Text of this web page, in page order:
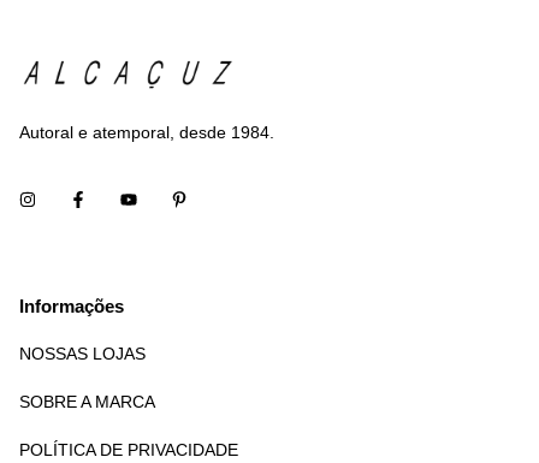
Autoral e atemporal, desde 1984.
Informações
NOSSAS LOJAS
SOBRE A MARCA
POLÍTICA DE PRIVACIDADE